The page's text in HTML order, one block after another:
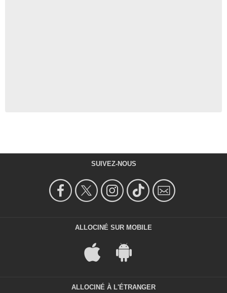
SUIVEZ-NOUS
ALLOCINÉ SUR MOBILE
ALLOCINÉ À L'ÉTRANGER